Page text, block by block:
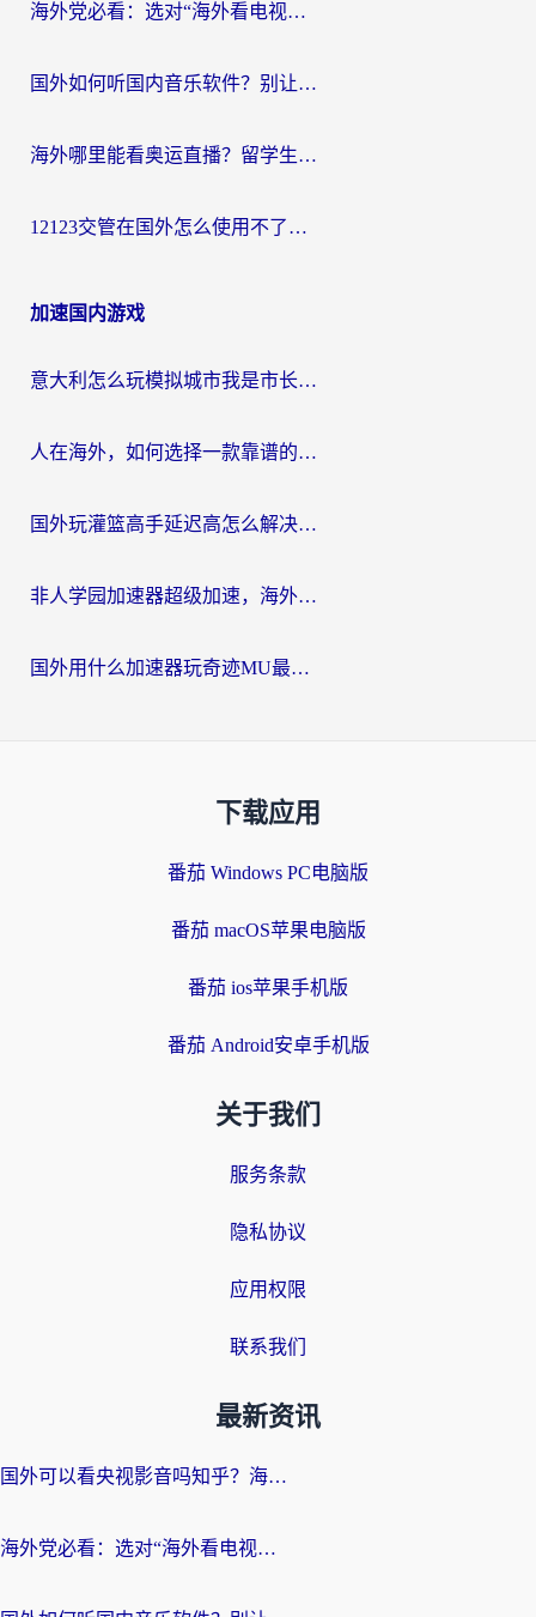
海外党必看：选对“海外看电视剧软件”，再也不用愁国内剧刷不了
国外如何听国内音乐软件？别让地域限制，断了你的中文歌单
海外哪里能看奥运直播？留学生&海外华人必看的体育赛事观赛终极指南
12123交管在国外怎么使用不了？海外华人必看的无缝访问国内资源指南
加速国内游戏
意大利怎么玩模拟城市我是市长？海外党国服游戏加速终极攻略（附三国3量子特攻解决办法）
人在海外，如何选择一款靠谱的玩剑灵2加速器？
国外玩灌篮高手延迟高怎么解决？海外玩家国服游戏加速终极指南
非人学园加速器超级加速，海外玩家重返国服的通行证
国外用什么加速器玩奇迹MU最好？2026海外玩家国服游戏加速全攻略
下载应用
番茄 Windows PC电脑版
番茄 macOS苹果电脑版
番茄 ios苹果手机版
番茄 Android安卓手机版
关于我们
服务条款
隐私协议
应用权限
联系我们
最新资讯
国外可以看央视影音吗知乎？海外党亲测有效的回国加速方案
海外党必看：选对“海外看电视剧软件”，再也不用愁国内剧刷不了